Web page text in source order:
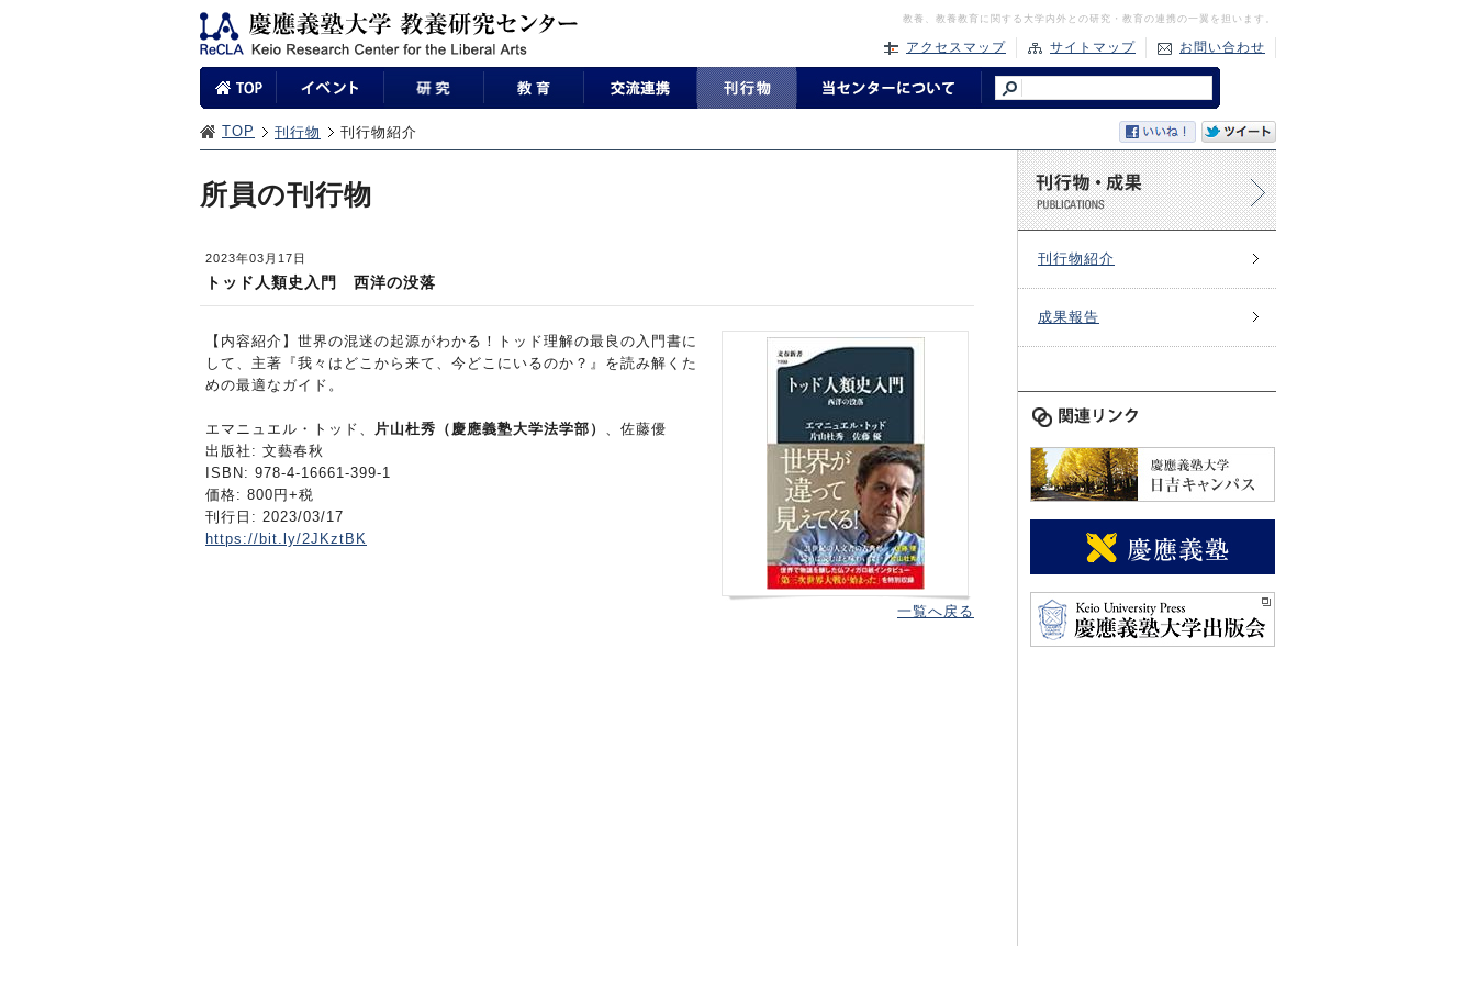
教養、教養教育に関する大学内外との研究・教育の連携の一翼を担います。
アクセスマップ サイトマップ お問い合わせ
TOP 刊行物 刊行物紹介
所員の刊行物
2023年03月17日
トッド人類史入門 西洋の没落
【内容紹介】世界の混迷の起源がわかる！トッド理解の最良の入門書に
して、主著『我々はどこから来て、今どこにいるのか？』を読み解くた
めの最適なガイド。
エマニュエル・トッド、 片山杜秀（慶應義塾大学法学部） 、佐藤優
出版社: 文藝春秋
ISBN: 978-4-16661-399-1
価格: 800円+税
刊行日: 2023/03/17
https://bit.ly/2JKztBK
一覧へ戻る
刊行物紹介
成果報告